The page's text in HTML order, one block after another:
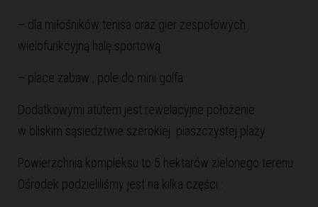
– dla miłośników tenisa oraz gier zespołowych
wielofunkcyjną halę sportową
– place zabaw , pole do mini golfa
Dodatkowymi atutem jest rewelacyjne położenie
w bliskim sąsiedztwie szerokiej piaszczystej plaży .
Powierzchnia kompleksu to 5 hektarów zielonego terenu .
Ośrodek podzieliliśmy jest na kilka części :